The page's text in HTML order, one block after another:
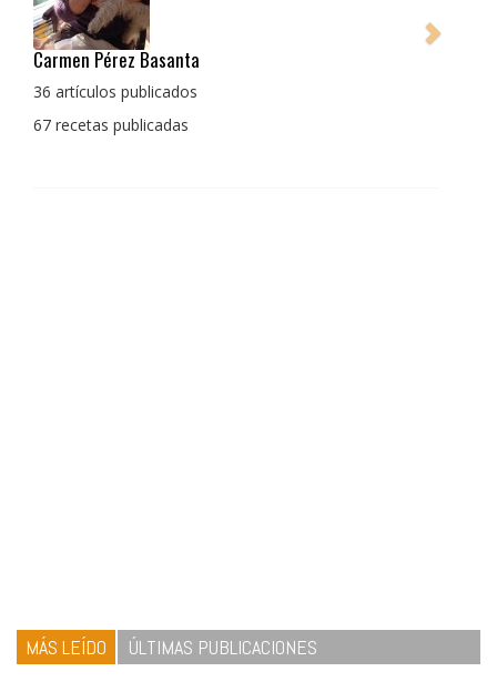
Pedro Manuel Collado Cruz
La cocina para mi es producto bien tratado sin
con un toque diferente